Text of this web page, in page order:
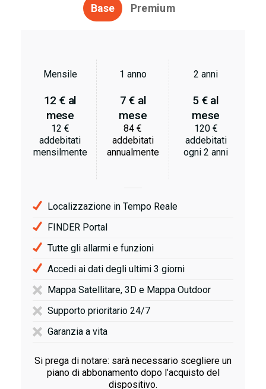
Base Premium
Mensile
12 € al
mese
12 €
addebitati
mensilmente
1 anno
7 € al
mese
84 €
addebitati
annualmente
2 anni
5 € al
mese
120 €
addebitati
ogni 2 anni
Localizzazione in Tempo Reale
FINDER Portal
Tutte gli allarmi e funzioni
Accedi ai dati degli ultimi 3 giorni
Mappa Satellitare, 3D e Mappa Outdoor
Supporto prioritario 24/7
Garanzia a vita
Si prega di notare: sarà necessario scegliere un
piano di abbonamento dopo l’acquisto del
dispositivo.